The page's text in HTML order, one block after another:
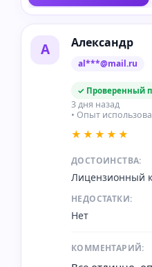
А Александр
al***@mail.ru
✓ Проверенный
3 дня назад
• Опыт
★★★★★
ДОСТОИНСТВА:
Лицензионный
НЕДОСТАТКИ:
Нет
КОММЕНТАРИЙ: